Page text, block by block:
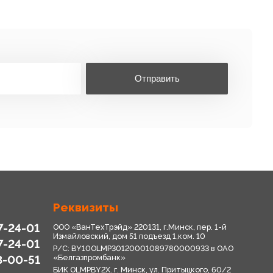
Отправить
24-01
24-01
00-51
Реквизиты
ООО «ВанТехТрэйд» 220131, г.Минск, пер. 1-й
Измайловский, дом 51 подъезд 1,ком. 10
Р/С: BY10OLMP30120001089780000933 в OАО
«Белгазпромбанк»
БИК OLMPBY2X. г. Минск, ул. Притыцкого, 60/2